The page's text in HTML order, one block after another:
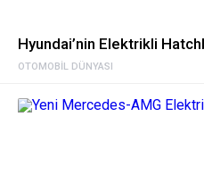
OTOMOBIL DÜNYASI
Hyundai’nin Elektrikli